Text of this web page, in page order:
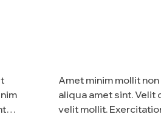
Amet minim mollit
aliqua amet sint.
velit mollit.